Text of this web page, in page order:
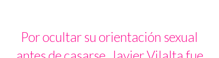
Por ocultar su orientación sexual